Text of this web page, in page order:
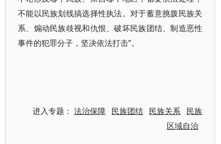
不能以民族划线搞选择性执法。对于蓄意挑拨民族关
系、煽动民族歧视和仇恨、破坏民族团结、制造恶性
事件的犯罪分子，坚决依法打击”。
进入专题：法治保障 民族团结 民族关系 民族
区域自治